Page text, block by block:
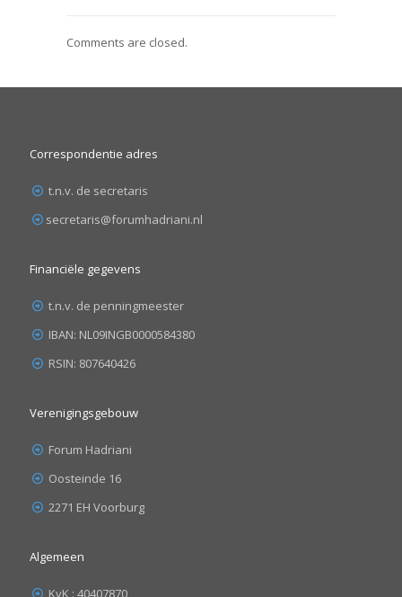
Comments are closed.
Correspondentie adres
t.n.v. de secretaris
secretaris@forumhadriani.nl
Financiële gegevens
t.n.v. de penningmeester
IBAN: NL09INGB0000584380
RSIN: 807640426
Verenigingsgebouw
Forum Hadriani
Oosteinde 16
2271 EH Voorburg
Algemeen
KvK : 40407870